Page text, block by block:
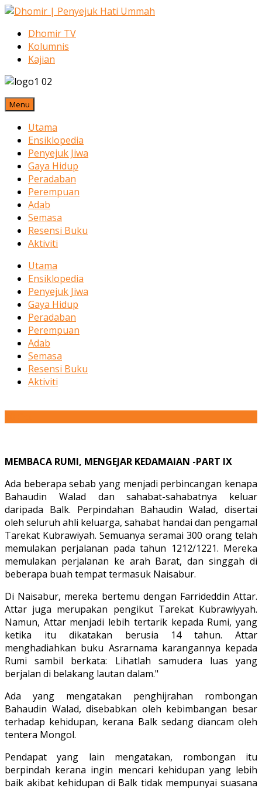
Dhomir TV
Kolumnis
Kajian
Menu
Utama
Ensiklopedia
Penyejuk Jiwa
Gaya Hidup
Peradaban
Perempuan
Adab
Semasa
Resensi Buku
Aktiviti
Utama
Ensiklopedia
Penyejuk Jiwa
Gaya Hidup
Peradaban
Perempuan
Adab
Semasa
Resensi Buku
Aktiviti
MEMBACA RUMI, MENGEJAR KEDAMAIAN -PART IX
Ada beberapa sebab yang menjadi perbincangan kenapa
Bahaudin Walad dan sahabat-sahabatnya keluar
daripada Balk. Perpindahan Bahaudin Walad, disertai
oleh seluruh ahli keluarga, sahabat handai dan pengamal
Tarekat Kubrawiyah. Semuanya seramai 300 orang telah
memulakan perjalanan pada tahun 1212/1221. Mereka
memulakan perjalanan ke arah Barat, dan singgah di
beberapa buah tempat termasuk Naisabur.
Di Naisabur, mereka bertemu dengan Farrideddin Attar.
Attar juga merupakan pengikut Tarekat Kubrawiyyah.
Namun, Attar menjadi lebih tertarik kepada Rumi, yang
ketika itu dikatakan berusia 14 tahun. Attar
menghadiahkan buku Asrarnama karangannya kepada
Rumi sambil berkata: Lihatlah samudera luas yang
berjalan di belakang lautan dalam."
Ada yang mengatakan penghijrahan rombongan
Bahaudin Walad, disebabkan oleh kebimbangan besar
terhadap kehidupan, kerana Balk sedang diancam oleh
tentera Mongol.
Pendapat yang lain mengatakan, rombongan itu
berpindah kerana ingin mencari kehidupan yang lebih
baik akibat kehidupan di Balk tidak mempunyai suasana